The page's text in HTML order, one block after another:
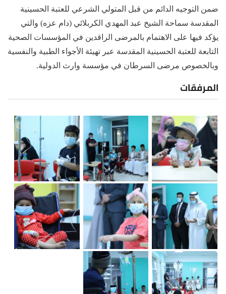
ضمن التوجيه الدائم من قبل المتولي الشرعي للعتبة الحسينية
المقدسة سماحة الشيخ عبد المهدي الكربلائي (دام عزه) والتي
يؤكد فيها على الاهتمام بالمرضى الراقدين في المؤسسات الصحية
التابعة للعتبة الحسينية المقدسة عبر تهيئة الأجواء الطبية والنفسية
وبالخصوص مرضى السرطان في مؤسسة وارث الدولية.
المرفقات